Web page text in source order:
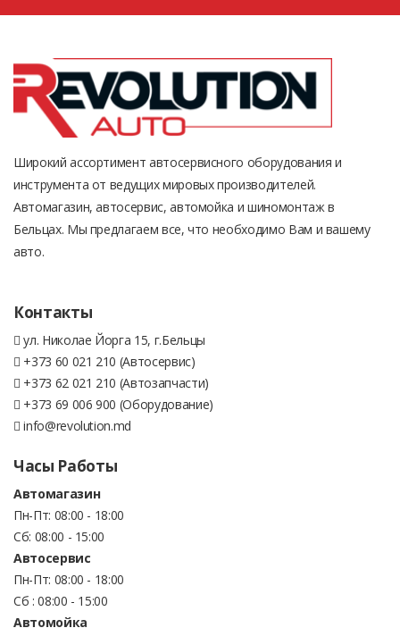
Широкий ассортимент автосервисного оборудования и
инструмента от ведущих мировых производителей.
Автомагазин, автосервис, автомойка и шиномонтаж в
Бельцах. Мы предлагаем все, что необходимо Вам и вашему
авто.
Контакты
ул. Николае Йорга 15, г.Бельцы
+373 60 021 210 (Автосервис)
+373 62 021 210 (Автозапчасти)
+373 69 006 900 (Оборудование)
info@revolution.md
Часы Работы
Автомагазин
Пн-Пт: 08:00 - 18:00
Сб: 08:00 - 15:00
Автосервис
Пн-Пт: 08:00 - 18:00
Сб : 08:00 - 15:00
Автомойка